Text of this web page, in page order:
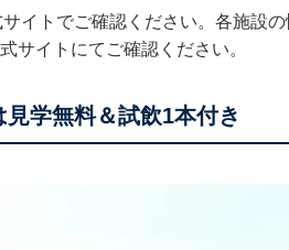
イトでご確認ください。各施設の
サイトにてご確認ください。
学無料＆試飲1本付き